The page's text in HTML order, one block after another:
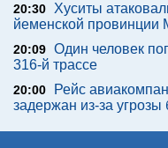
20:30 Хуситы
йеменской провинции
20:09 Один человек
316-й трассе
20:00
Рейс
задержан из-за угрозы